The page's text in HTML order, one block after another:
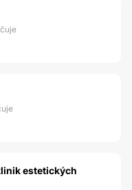
estetických